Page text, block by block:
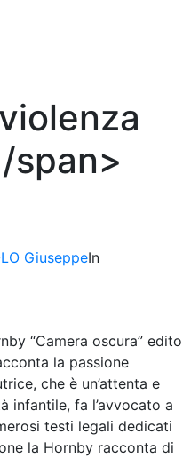
span>
GiuseppeIn
“Camera oscura” edito
la passione
che è un’attenta e
infantile, fa l’avvocato a
testi legali dedicati
la Hornby racconta di